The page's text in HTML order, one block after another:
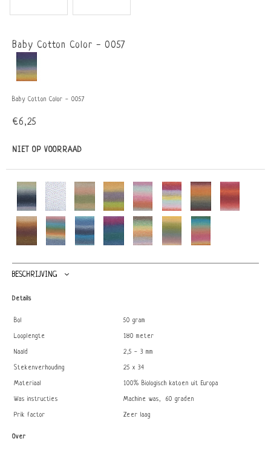
Baby Cotton Color - 0057
Baby Cotton Color - 0057
€6,25
NIET OP VOORRAAD
BESCHRIJVING
Details
Bol 50 gram
Looplengte 180 meter
Naald 2,5 - 3 mm
Stekenverhouding 25 x 34
Materiaal 100% Biologisch katoen uit Europa
Was instructies Machine was, 60 graden
Prik factor Zeer laag
Over